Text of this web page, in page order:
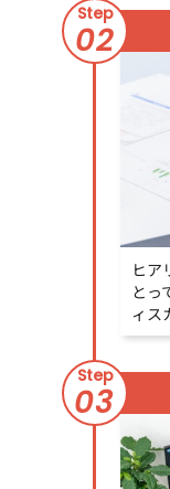
Step
02
ヒア
とっ
ィス
Step
03